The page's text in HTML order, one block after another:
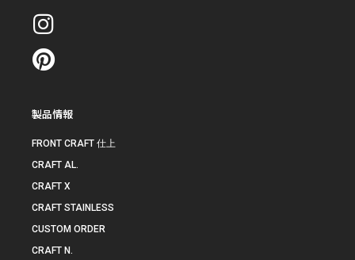
製品情報
FRONT CRAFT 仕上
CRAFT AL.
CRAFT X
CRAFT STAINLESS
CUSTOM ORDER
CRAFT N.